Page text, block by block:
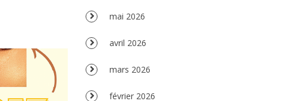
mai 2026
avril 2026
mars 2026
février 2026